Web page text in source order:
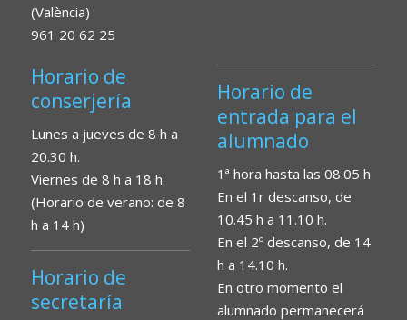
(València)
961 20 62 25
Horario de
conserjería
Lunes a jueves de 8 h a
20.30 h.
Viernes de 8 h a 18 h.
(Horario de verano: de 8
h a 14 h)
Horario de
secretaría
Horario de
entrada para el
alumnado
1ª hora hasta las 08.05 h
En el 1r descanso, de
10.45 h a 11.10 h.
En el 2º descanso, de 14
h a 14.10 h.
En otro momento el
alumnado permanecerá